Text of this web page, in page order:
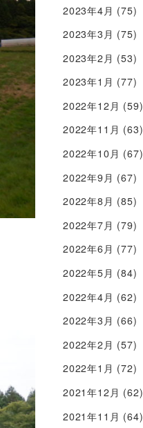
2023年4月 (75)
2023年3月 (75)
2023年2月 (53)
2023年1月 (77)
2022年12月 (59)
2022年11月 (63)
2022年10月 (67)
2022年9月 (67)
2022年8月 (85)
2022年7月 (79)
2022年6月 (77)
2022年5月 (84)
2022年4月 (62)
2022年3月 (66)
2022年2月 (57)
2022年1月 (72)
2021年12月 (62)
2021年11月 (64)